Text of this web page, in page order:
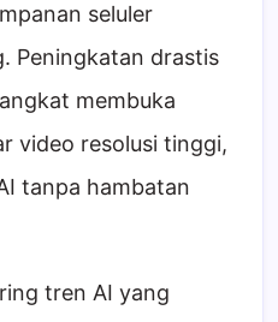
seluler
Peningkatan drastis
membuka
video resolusi tinggi,
tanpa hambatan
tren AI yang